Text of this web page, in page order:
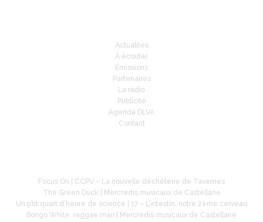
Actualités
À écouter
Émissions
Partenaires
La radio
Publicité
Agenda DLVA
Contact
Focus On | CCPV – La nouvelle déchèterie de Tavernes
The Green Duck | Mercredis musicaux de Castellane
Un p’tit quart d’heure de science | 17 – L’intestin, notre 2ème cerveau
Bongo White, raggae man | Mercredis musicaux de Castellane